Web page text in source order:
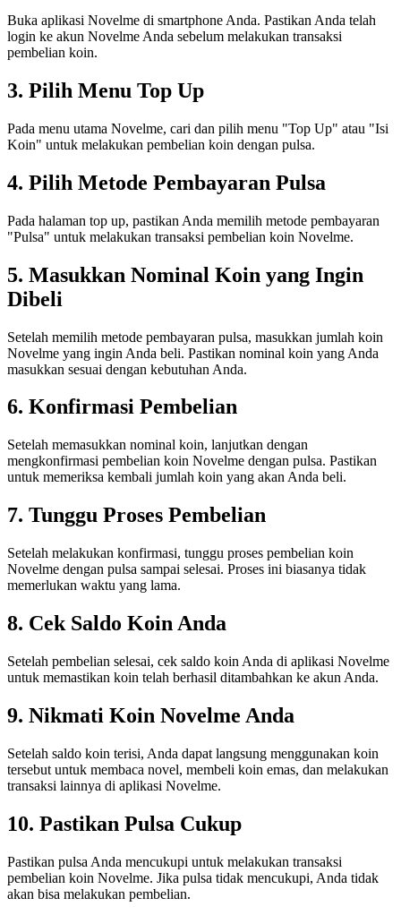
Buka aplikasi Novelme di smartphone Anda. Pastikan Anda telah
login ke akun Novelme Anda sebelum melakukan transaksi
pembelian koin.
3. Pilih Menu Top Up
Pada menu utama Novelme, cari dan pilih menu "Top Up" atau "Isi
Koin" untuk melakukan pembelian koin dengan pulsa.
4. Pilih Metode Pembayaran Pulsa
Pada halaman top up, pastikan Anda memilih metode pembayaran
"Pulsa" untuk melakukan transaksi pembelian koin Novelme.
5. Masukkan Nominal Koin yang Ingin
Dibeli
Setelah memilih metode pembayaran pulsa, masukkan jumlah koin
Novelme yang ingin Anda beli. Pastikan nominal koin yang Anda
masukkan sesuai dengan kebutuhan Anda.
6. Konfirmasi Pembelian
Setelah memasukkan nominal koin, lanjutkan dengan
mengkonfirmasi pembelian koin Novelme dengan pulsa. Pastikan
untuk memeriksa kembali jumlah koin yang akan Anda beli.
7. Tunggu Proses Pembelian
Setelah melakukan konfirmasi, tunggu proses pembelian koin
Novelme dengan pulsa sampai selesai. Proses ini biasanya tidak
memerlukan waktu yang lama.
8. Cek Saldo Koin Anda
Setelah pembelian selesai, cek saldo koin Anda di aplikasi Novelme
untuk memastikan koin telah berhasil ditambahkan ke akun Anda.
9. Nikmati Koin Novelme Anda
Setelah saldo koin terisi, Anda dapat langsung menggunakan koin
tersebut untuk membaca novel, membeli koin emas, dan melakukan
transaksi lainnya di aplikasi Novelme.
10. Pastikan Pulsa Cukup
Pastikan pulsa Anda mencukupi untuk melakukan transaksi
pembelian koin Novelme. Jika pulsa tidak mencukupi, Anda tidak
akan bisa melakukan pembelian.